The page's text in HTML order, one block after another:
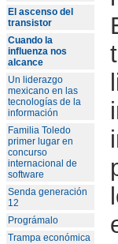
El ascenso del
transistor
Cuando la
influenza nos
alcance
Un liderazgo
mexicano en las
tecnologías de la
información
Familia Toledo
primer lugar en
concurso
internacional de
software
Senda generación
12
Prográmalo
Trampa económica